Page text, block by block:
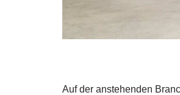
Auf der anstehenden